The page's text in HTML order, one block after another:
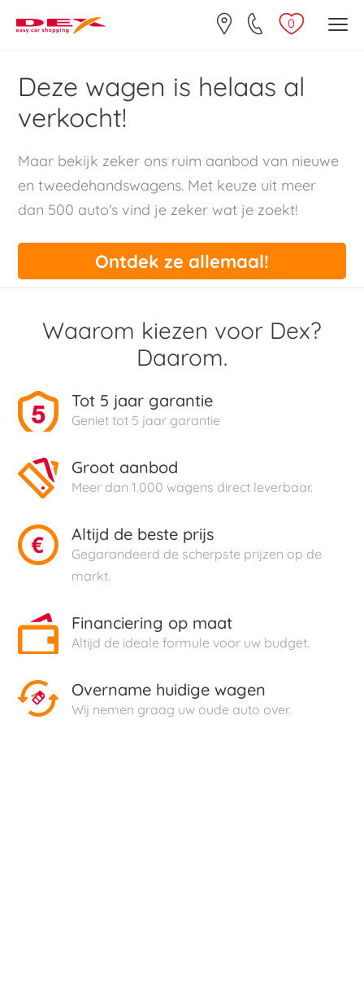
0
Deze wagen is helaas al
verkocht!
Maar bekijk zeker ons ruim aanbod van nieuwe
en tweedehandswagens. Met keuze uit meer
dan 500 auto's vind je zeker wat je zoekt!
Ontdek ze allemaal!
Waarom kiezen voor Dex?
Daarom.
Tot 5 jaar garantie
Geniet tot 5 jaar garantie
Groot aanbod
Meer dan 1.000 wagens direct leverbaar.
Altijd de beste prijs
Gegarandeerd de scherpste prijzen op de
markt.
Financiering op maat
Altijd de ideale formule voor uw budget.
Overname huidige wagen
Wij nemen graag uw oude auto over.